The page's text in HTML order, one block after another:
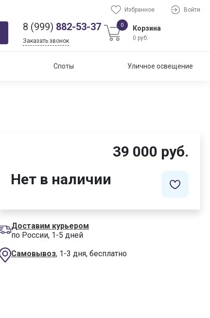
Избранное Войти
8 (999) 882-53-37
Заказать звонок
0 Корзина
0 руб.
Споты Уличное освещение
39 000 руб.
Нет в наличии
Доставим курьером
по России, 1-5 дней
Самовывоз, 1-3 дня, бесплатно